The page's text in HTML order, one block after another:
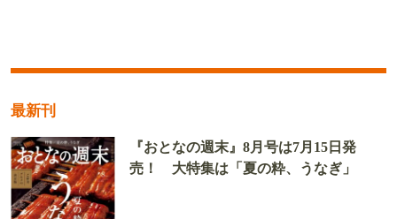
最新刊
『おとなの週末』8月号は7月15日発
売！ 大特集は「夏の粋、うなぎ」